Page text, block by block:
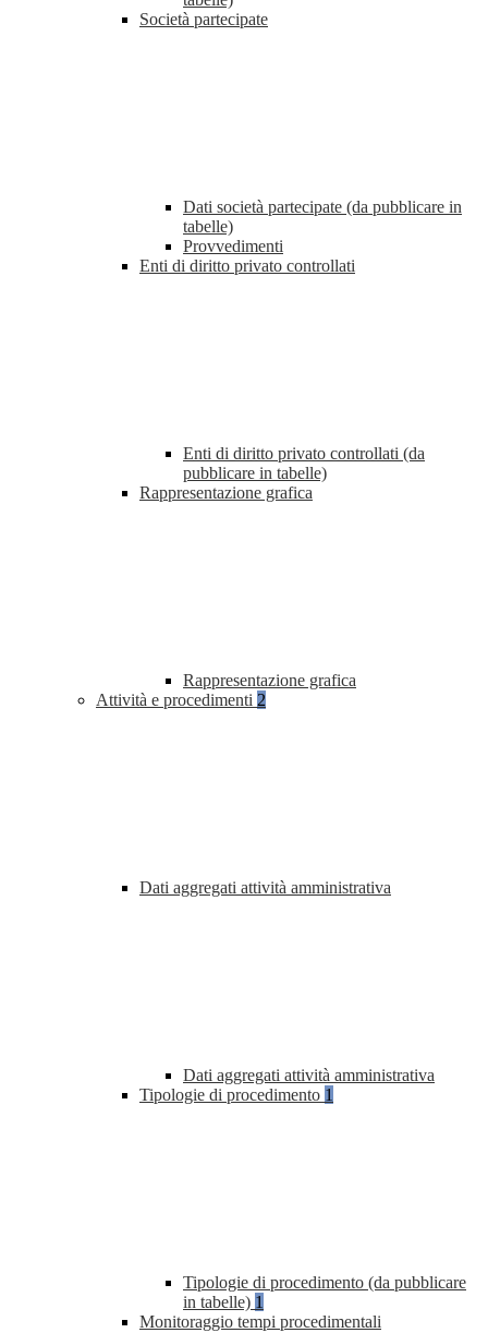
Società partecipate
Dati società partecipate (da pubblicare in
tabelle)
Provvedimenti
Enti di diritto privato controllati
Enti di diritto privato controllati (da
pubblicare in tabelle)
Rappresentazione grafica
Rappresentazione grafica
Attività e procedimenti 2
Dati aggregati attività amministrativa
Dati aggregati attività amministrativa
Tipologie di procedimento 1
Tipologie di procedimento (da pubblicare
in tabelle) 1
Monitoraggio tempi procedimentali